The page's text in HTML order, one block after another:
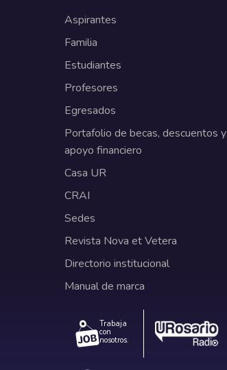
Aspirantes
Familia
Estudiantes
Profesores
Egresados
Portafolio de becas, descuentos y
apoyo financiero
Casa UR
CRAI
Sedes
Revista Nova et Vetera
Directorio institucional
Manual de marca
Trabaja
con
nosotros.